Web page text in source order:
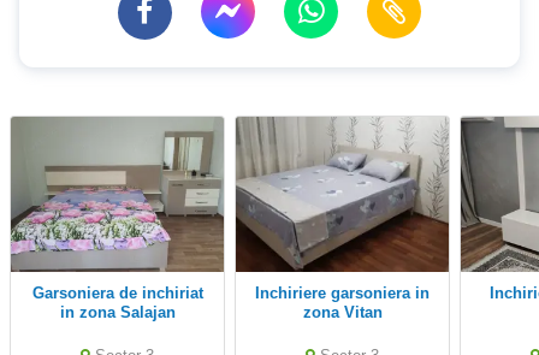
Garsoniera de inchiriat
in zona Salajan
inchiriere garsoniera in
zona Vitan
Inchiriere garsoniera